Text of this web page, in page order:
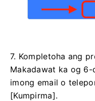
7. Kompletoha ang
Makadawat ka og
imong email o
[Kumpirma].